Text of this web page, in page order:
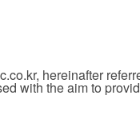
hereinafter
with the aim to